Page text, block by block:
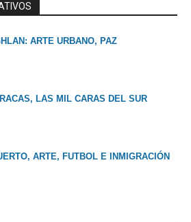
ARTE URBANO, PAZ
LAS MIL CARAS DEL SUR
ARTE, FUTBOL E INMIGRACIÓN